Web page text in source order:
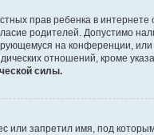
прав ребенка в
родителей. Допустимо
на конференции,
отношений, кроме
силы.
запретил имя, под